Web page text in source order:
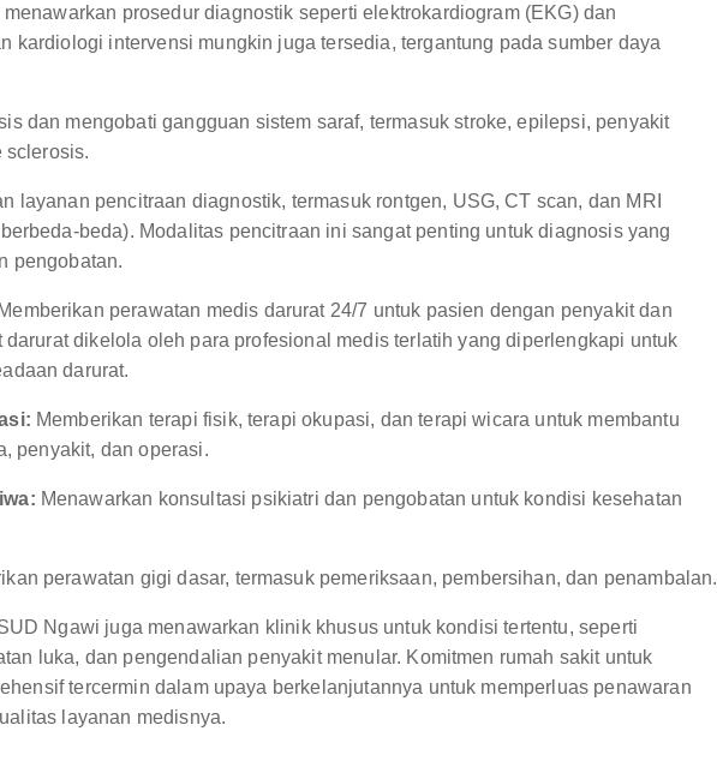
prosedur diagnostik seperti elektrokardiogram (EKG) dan
kardiologi intervensi mungkin juga tersedia, tergantung pada sumber daya
dan mengobati gangguan sistem saraf, termasuk stroke, epilepsi, penyakit
sclerosis.
layanan pencitraan diagnostik, termasuk rontgen, USG, CT scan, dan MRI
beda). Modalitas pencitraan ini sangat penting untuk diagnosis yang
pengobatan.
Memberikan perawatan medis darurat 24/7 untuk pasien dengan penyakit dan
darurat dikelola oleh para profesional medis terlatih yang diperlengkapi untuk
darurat.
Memberikan terapi fisik, terapi okupasi, dan terapi wicara untuk membantu
penyakit, dan operasi.
Menawarkan konsultasi psikiatri dan pengobatan untuk kondisi kesehatan
perawatan gigi dasar, termasuk pemeriksaan, pembersihan, dan penambalan.
Ngawi juga menawarkan klinik khusus untuk kondisi tertentu, seperti
luka, dan pengendalian penyakit menular. Komitmen rumah sakit untuk
tercermin dalam upaya berkelanjutannya untuk memperluas penawaran
layanan medisnya.